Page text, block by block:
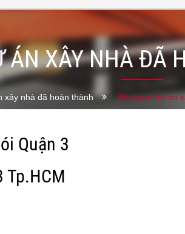
ÁN XÂY NHÀ ĐÃ
xây nhà đã hoàn thành Bàn giao dự án
Quận 3
Tp.HCM